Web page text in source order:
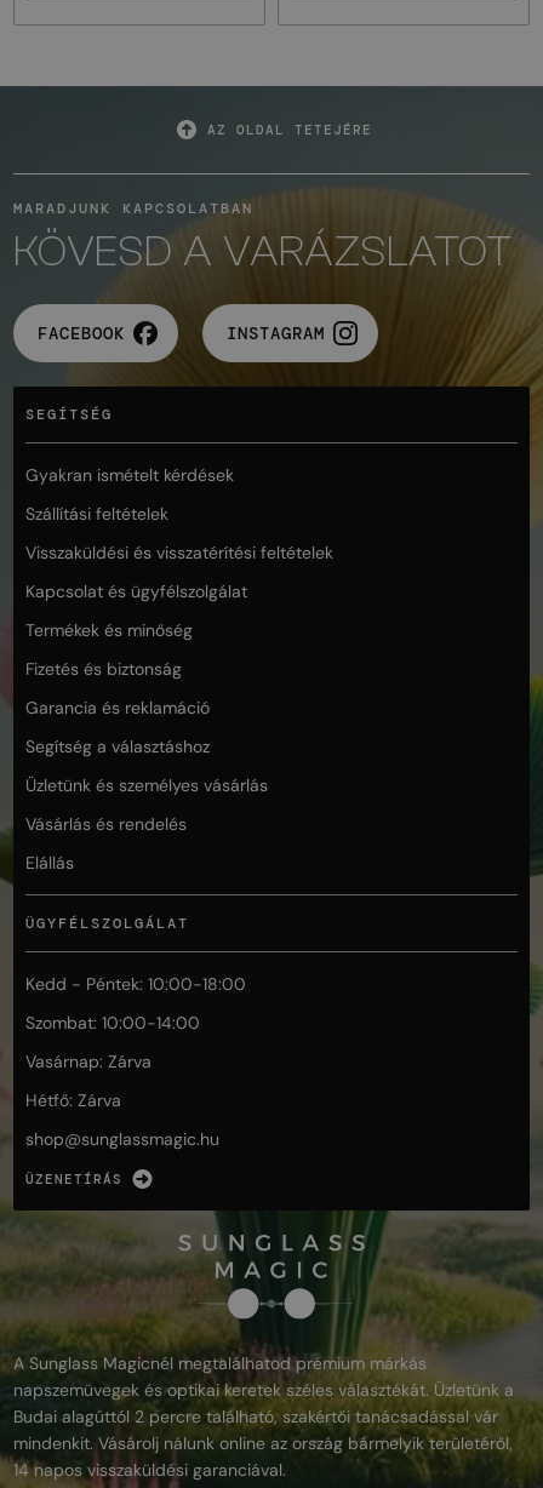
AZ OLDAL TETEJÉRE
MARADJUNK KAPCSOLATBAN
KÖVESD A VARÁZSLATOT
FACEBOOK INSTAGRAM
SEGÍTSÉG
Gyakran ismételt kérdések
Szállítási feltételek
Visszaküldési és visszatérítési feltételek
Kapcsolat és ügyfélszolgálat
Termékek és minőség
Fizetés és biztonság
Garancia és reklamáció
Segítség a választáshoz
Üzletünk és személyes vásárlás
Vásárlás és rendelés
Elállás
ÜGYFÉLSZOLGÁLAT
Kedd - Péntek: 10:00-18:00
Szombat: 10:00-14:00
Vasárnap: Zárva
Hétfő: Zárva
shop@sunglassmagic.hu
ÜZENETÍRÁS
A Sunglass Magicnél megtalálhatod prémium márkás
napszemüvegek és optikai keretek széles választékát. Üzletünk a
Budai alagúttól 2 percre található, szakértői tanácsadással vár
mindenkit. Vásárolj nálunk online az ország bármelyik területéről,
14 napos visszaküldési garanciával.